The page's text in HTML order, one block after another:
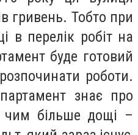
гривень. Тобто при
в перелік робіт на
буде готовий
роботи.
знає про
більше дощі –